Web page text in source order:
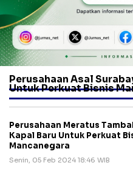
Perusahaan Asal
Untuk Perkuat Bisnis
Perusahaan Meratus
Kapal Baru Untuk Perkuat
Mancanegara
Senin, 05 Feb 2024 18:46 WIB